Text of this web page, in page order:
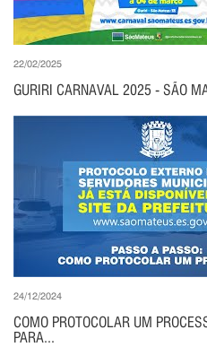
22/02/2025
GURIRI CARNAVAL 2025 - SÃO
24/12/2024
COMO PROTOCOLAR UM
PARA...